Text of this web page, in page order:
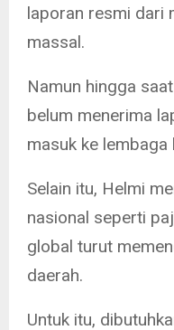
laporan resmi dari
massal.
Namun hingga
belum menerima
masuk ke lembaga
Selain itu, Helmi
nasional seperti
global turut
daerah.
Untuk itu,